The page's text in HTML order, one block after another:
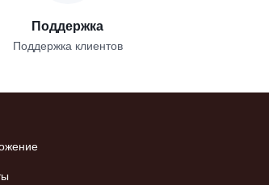
Поддержка
Поддержка клиентов